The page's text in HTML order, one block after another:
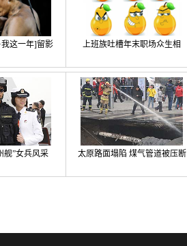
我这一年]留影 上班族吐槽年末职场众生相
舰”女兵风采 太原路面塌陷 煤气管道被压断